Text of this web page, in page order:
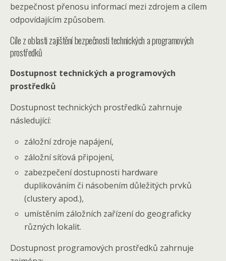
bezpečnost přenosu informací mezi zdrojem a cílem
odpovídajícím způsobem.
Cíle z oblasti zajištění bezpečnosti technických a programových
prostředků
Dostupnost technických a programových
prostředků
Dostupnost technických prostředků zahrnuje
následující:
záložní zdroje napájení,
záložní síťová připojení,
zabezpečení dostupnosti hardware
duplikováním či násobením důležitých prvků
(clustery apod.),
umístěním záložních zařízení do geograficky
různých lokalit.
Dostupnost programových prostředků zahrnuje